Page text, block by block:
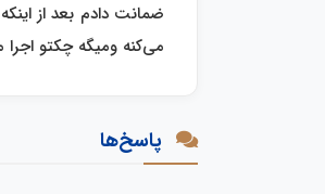
ضمانت دادم بعد از
می‌کنه ومیگه چکتو
پاسخ‌ها